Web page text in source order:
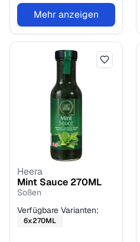
Mehr anzeigen
Heera
Mint Sauce 270ML
Soßen
Verfügbare Varianten:
6x270ML